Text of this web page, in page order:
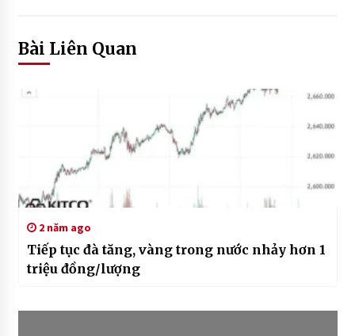
Bài Liên Quan
2 năm ago
Tiếp tục đà tăng, vàng trong nước nhảy hơn 1
triệu đồng/lượng